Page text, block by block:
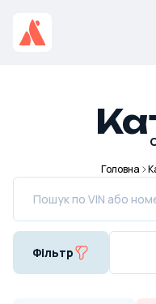
Головна
Фільтр